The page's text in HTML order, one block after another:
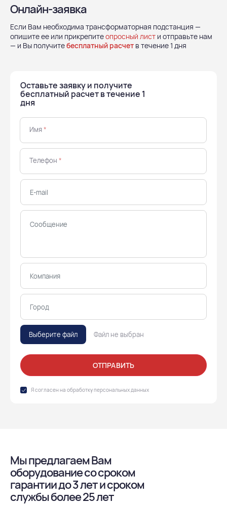
Онлайн-заявка
Если Вам необходима трансформаторная подстанция —
опишите ее или прикрепитеопросный лист и отправьте нам
— и Вы получитебесплатный расчет в течение 1 дня
Оставьте заявку и получите
бесплатный расчет в течение 1
дня
Имя*
Телефон *
Выберите файл Файл не выбран
ОТПРАВИТЬ
Я согласен на обработкуперсональных данных
Мы предлагаем Вам
оборудование со сроком
гарантии до 3 лет и сроком
службы более 25 лет